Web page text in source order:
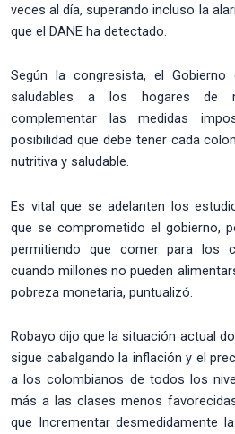
veces al día, superando incluso la
que el DANE ha detectado.
Según la congresista, el Gobierno
saludables a los hogares de
complementar las medidas
posibilidad que debe tener cada
nutritiva y saludable.
Es vital que se adelanten los
que se comprometido el gobierno,
permitiendo que comer para los
cuando millones no pueden
pobreza monetaria, puntualizó.
Robayo dijo que la situación actual
sigue cabalgando la inflación y el
a los colombianos de todos los
más a las clases menos
que Incrementar desmedidamente